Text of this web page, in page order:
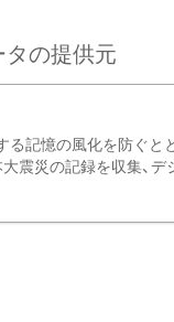
タの提供元
記憶の風化を防ぐと
震災の記録を収集、